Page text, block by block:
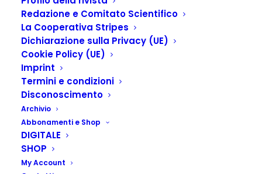
Redazione e Comitato Scientifico
La Cooperativa Stripes
Dichiarazione sulla Privacy (UE)
Cookie Policy (UE)
Imprint
Termini e condizioni
Disconoscimento
Archivio
Abbonamenti e Shop
DIGITALE
SHOP
My Account
Pedagogika_XXI_1-Robot in
Educazione
Articoli dell'autore